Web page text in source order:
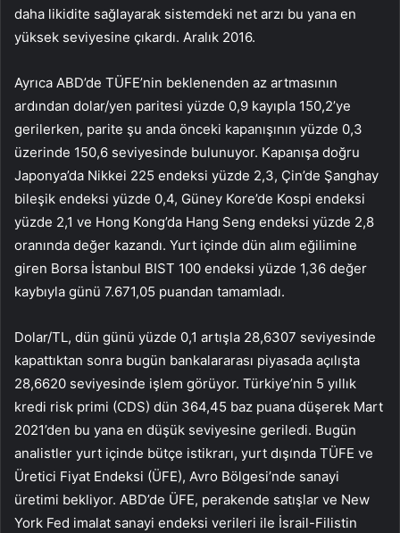
daha likidite sağlayarak sistemdeki net arzı bu yana en
yüksek seviyesine çıkardı. Aralık 2016.
Ayrıca ABD’de TÜFE’nin beklenenden az artmasının
ardından dolar/yen paritesi yüzde 0,9 kayıpla 150,2’ye
gerilerken, parite şu anda önceki kapanışının yüzde 0,3
üzerinde 150,6 seviyesinde bulunuyor. Kapanışa doğru
Japonya’da Nikkei 225 endeksi yüzde 2,3, Çin’de Şanghay
bileşik endeksi yüzde 0,4, Güney Kore’de Kospi endeksi
yüzde 2,1 ve Hong Kong’da Hang Seng endeksi yüzde 2,8
oranında değer kazandı. Yurt içinde dün alım eğilimine
giren Borsa İstanbul BIST 100 endeksi yüzde 1,36 değer
kaybıyla günü 7.671,05 puandan tamamladı.
Dolar/TL, dün günü yüzde 0,1 artışla 28,6307 seviyesinde
kapattıktan sonra bugün bankalararası piyasada açılışta
28,6620 seviyesinde işlem görüyor. Türkiye’nin 5 yıllık
kredi risk primi (CDS) dün 364,45 baz puana düşerek Mart
2021’den bu yana en düşük seviyesine geriledi. Bugün
analistler yurt içinde bütçe istikrarı, yurt dışında TÜFE ve
Üretici Fiyat Endeksi (ÜFE), Avro Bölgesi’nde sanayi
üretimi bekliyor. ABD’de ÜFE, perakende satışlar ve New
York Fed imalat sanayi endeksi verileri ile İsrail-Filistin